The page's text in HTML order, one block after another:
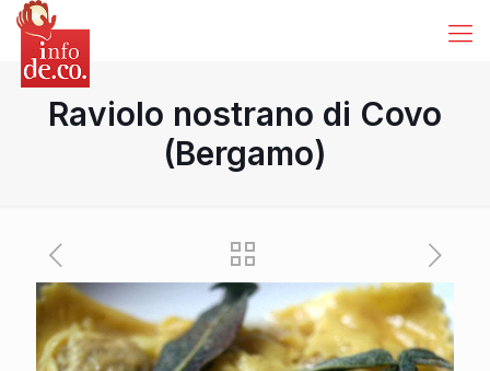
Raviolo nostrano di Covo
(Bergamo)